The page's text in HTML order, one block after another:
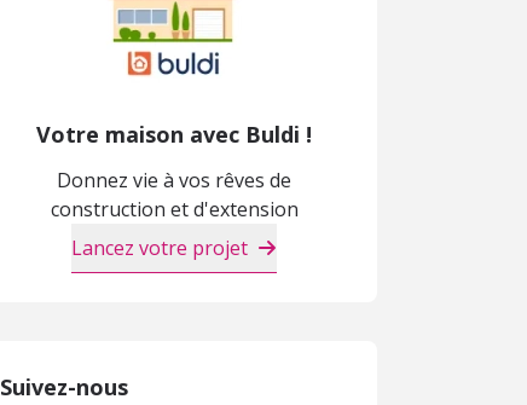
Votre maison avec Buldi !
Donnez vie à vos rêves de
construction et d'extension
Lancez votre projet
Suivez-nous